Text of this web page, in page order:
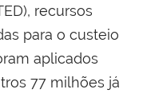
recursos
para o custeio
aplicados
77 milhões já